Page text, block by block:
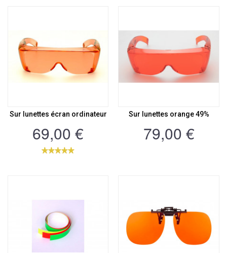
Sur lunettes écran ordinateur
69,00 €
Sur lunettes orange 49%
79,00 €